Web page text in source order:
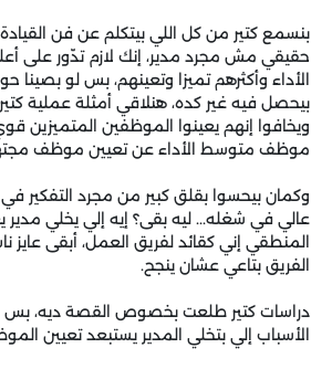
بنسمع كتير من كل اللي بيتكلم عن فن
حقيقي مش مجرد مدير، إنك لازم تدّور على
الأداء وأكثرهم تميزا وتعينهم، بس لو بصينا
بيحصل فيه غير كده، هنلاقي أمثلة عملية
ويخافوا إنهم يعينوا الموظفين المتميزين
موظف متوسط الأداء عن تعيين موظف
وكمان بيحسوا بقلق كبير من مجرد التفكير
عالي في شغله... ليه بقى؟ إيه إلي يخلي مدير
المنطقي إني كقائد لفريق العمل، أبقى
الفريق بتاعي عشان ينجح.
دراسات كتير طلعت بخصوص القصة ديه، بس
الأسباب إلي بتخلي المدير يستبعد تعيين